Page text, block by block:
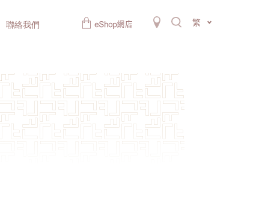
聯絡我們 繁